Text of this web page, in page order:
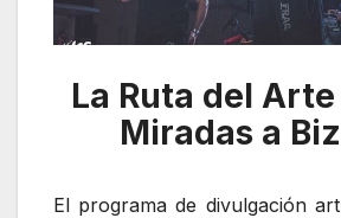
La Ruta del Arte
Miradas a
El programa de divulgación